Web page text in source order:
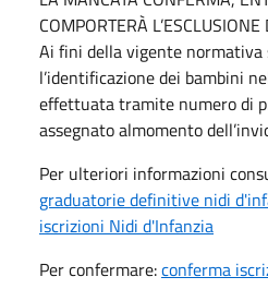
COMPORTERÀ
Ai fini della vigente normativa
l’identificazione dei bambini
effettuata tramite numero di
assegnato almomento
Per ulteriori informazioni
graduatorie definitive nidi
iscrizioni Nidi d'Infanzia
Per confermare:conferma